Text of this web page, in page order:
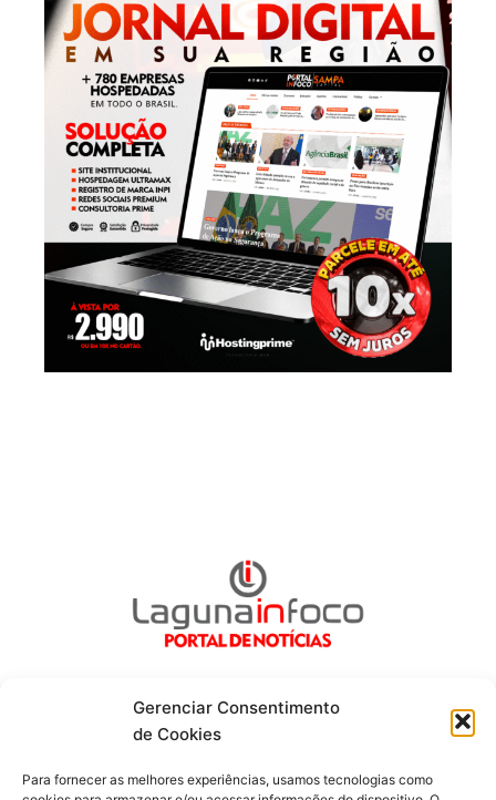
Gerenciar Consentimento
de Cookies
Para fornecer as melhores experiências, usamos tecnologias como